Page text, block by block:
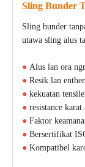
Sling Bunder
Sling bunder
utawa sling alus
● Alus lan ora
● Resik lan
● kekuatan
● resistance
● Faktor
● Bersertifikat
● Kompatibel